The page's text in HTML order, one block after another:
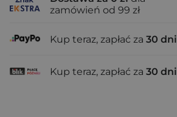
zamówień od 99 zł
Kup teraz, zapłać za 30 dni
Kup teraz, zapłać za 30 dni